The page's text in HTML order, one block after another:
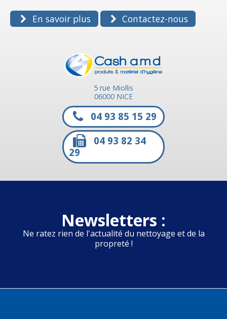
En savoir plus Contactez-nous
5 rue Miollis
06000 NICE
04 93 85 15 29
04 93 82 34
29
Newsletters :
Ne ratez rien de l'actualité du nettoyage et de la
propreté !